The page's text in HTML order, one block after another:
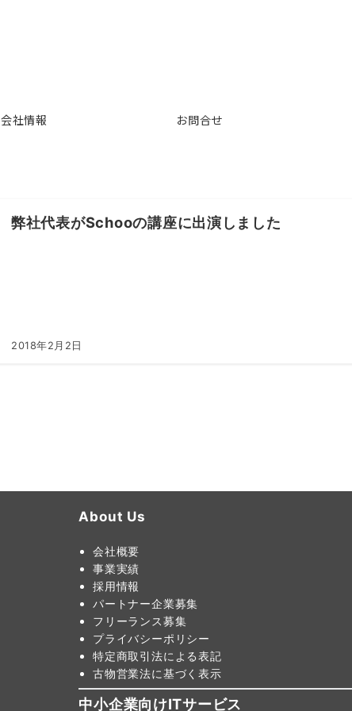
会社情報 お問合せ
弊社代表がSchooの講座に出演しました
2018年2月2日
About Us
会社概要
事業実績
採用情報
パートナー企業募集
フリーランス募集
プライバシーポリシー
特定商取引法による表記
古物営業法に基づく表示
中小企業向けITサービス